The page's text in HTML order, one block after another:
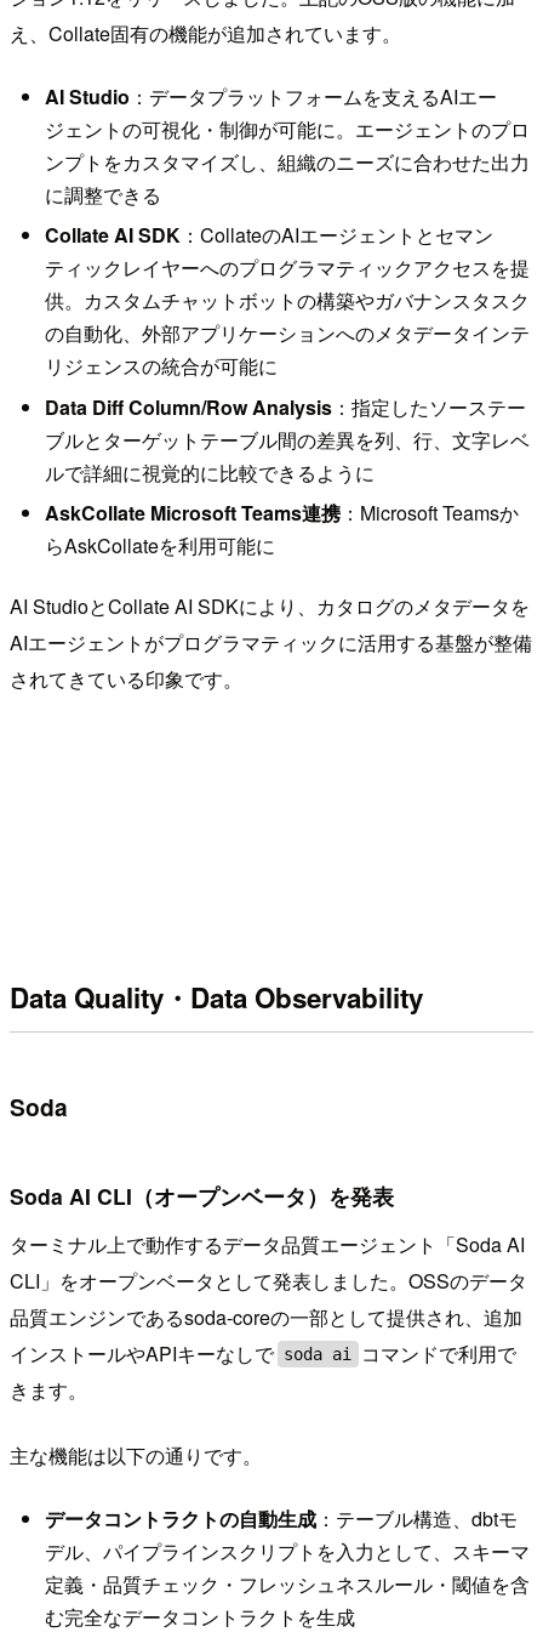
え、Collate固有の機能が追加されています。
AI Studio ：データプラットフォームを支えるAIエー
ジェントの可視化・制御が可能に。エージェントのプロ
ンプトをカスタマイズし、組織のニーズに合わせた出力
に調整できる
Collate AI SDK：CollateのAIエージェントとセマン
ティックレイヤーへのプログラマティックアクセスを提
供。カスタムチャットボットの構築やガバナンスタスク
の自動化、外部アプリケーションへのメタデータインテ
リジェンスの統合が可能に
Data Diff Column/Row Analysis：指定したソーステー
ブルとターゲットテーブル間の差異を列、行、文字レベ
ルで詳細に視覚的に比較できるように
AskCollate Microsoft Teams連携：Microsoft Teamsか
らAskCollateを利用可能に
AI StudioとCollate AI SDKにより、カタログのメタデータを
AIエージェントがプログラマティックに活用する基盤が整備
されてきている印象です。
Data Quality・Data Observability
Soda
Soda AI CLI（オープンベータ）を発表
ターミナル上で動作するデータ品質エージェント「Soda AI
CLI」をオープンベータとして発表しました。OSSのデータ
品質エンジンであるsoda-coreの一部として提供され、追加
インストールやAPIキーなしで soda ai
コマンドで利用で
きます。
主な機能は以下の通りです。
データコントラクトの自動生成：テーブル構造、dbtモ
デル、パイプラインスクリプトを入力として、スキーマ
定義・品質チェック・フレッシュネスルール・閾値を含
む完全なデータコントラクトを生成